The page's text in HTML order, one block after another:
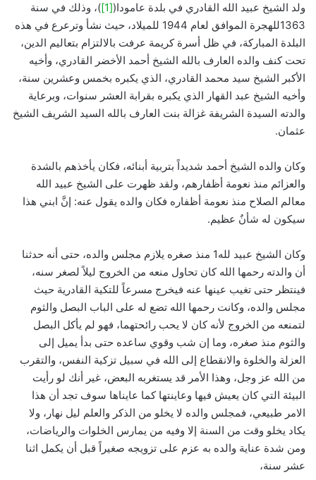
ولد الشيخ عبيد الله القادري في بلدة عامودا([1]
)، وذلك في سنة
1363للهجرة الموافق لعام 1944 للميلاد، حيث نشأ وترعرع في هذه
البلدة المباركة، في ظل أسرة كريمة عرفت بالالتزام بتعاليم الدين،
تحت كنف والده العارف بالله الشيخ أحمد الأخضر القادري، وأخيه
الأكبر الشيخ سيد محمد القادري، الذي يكبره بخمس وعشرين سنة،
وأخيه الشيخ عبد القهار الذي يكبره بقرابة العشر سنوات، وبرعاية
والدته السيدة الشريفة غزالة بنت العارف بالله السيد الشريف الشيخ
عثمان.
وكان والده الشيخ أحمد شديداً بتربية أبنائه، فكان يأخذهم بالشدة
والعزائم منذ نعومة أظفارهم، ولقد ظهرت على الشيخ عبيد الله
معالم الصلاح منذ نعومة أظفاره فكان والده يقول عنه: إنَّ ابني هذا
سيكون له شأنٌ عظيم.
وكان الشيخ عبيد لله1 منذ صغره يلازم مجلس والده، حتى أنه حدثنا
أن والدته رحمها الله كان تحاول منعه من الخروج ليلاً لصغر سنه،
فينتظر حتى تغيب عينها عنه فيخرج مسرعاً للتكية القادرية حيث
مجلس والده، وكانت رحمها الله تضع له على الباب البصل والثوم
لتمنعه من الخروج لأنه كان لا يحب رائحتهما، فهو لم يأكل البصل
والثوم منذ صغره، وما إن شب وقوي ساعده حتى بدأ يميل إلى
العزلة والخلوة والانقطاع إلى الله في سبيل تزكية النفس، والتقرب
من الله عز وجل، وهذا الأمر قد يستغربه البعض، غير أنك لو رأيت
البيئة التي كان يعيش فيها وعاينتها كما عايناها سوف تجد أن هذا
الامر طبيعي، فمجلس والده لا يخلو من الذكر والعلم ليل نهار، ولا
يكاد يخلو وقت من السنة إلا وفيه من يمارس الخلوات والرياضات،
ومن شدة عناية والده به عزم على تزويجه صغيراً قبل أن يكمل اثنا
عشر سنة،